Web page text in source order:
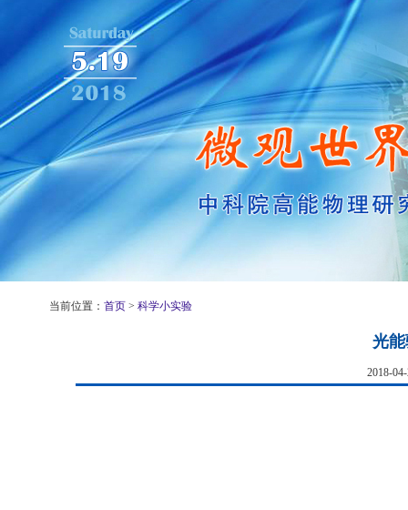
当前位置： 首页 > 科学小实验
光
2018-